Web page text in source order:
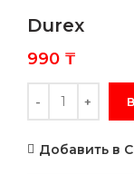
Durex
990 ₸
Количество
Добавить в